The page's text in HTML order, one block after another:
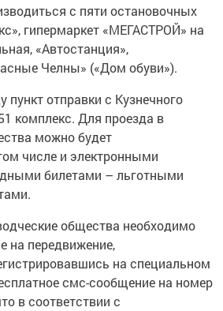
с пяти остановочных
гипермаркет «МЕГАСТРОЙ» на
«Автостанция»,
Челны» («Дом обуви»).
пункт отправки с Кузнечного
комплекс. Для проезда в
можно будет
числе и электронными
билетами – льготными
общества необходимо
на передвижение,
на специальном
смс-сообщение на номер
в соответствии с